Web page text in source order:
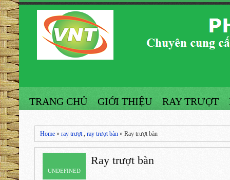
TRANG CHỦ GIỚI THIỆU RAY TRƯỢT
Home » ray trượt, ray trượt bàn » Ray trượt bàn
UNDEFINED
Ray trượt bàn